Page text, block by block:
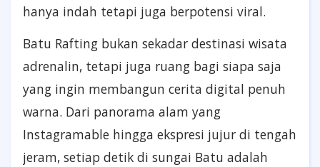
hanya indah tetapi juga berpotensi viral.
Batu Rafting bukan sekadar destinasi wisata
adrenalin, tetapi juga ruang bagi siapa saja
yang ingin membangun cerita digital penuh
warna. Dari panorama alam yang
Instagramable hingga ekspresi jujur di tengah
jeram, setiap detik di sungai Batu adalah